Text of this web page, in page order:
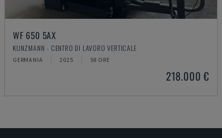
WF 650 5AX
KUNZMANN - CENTRO DI LAVORO VERTICALE
GERMANIA 2025 58 ORE
218.000 €